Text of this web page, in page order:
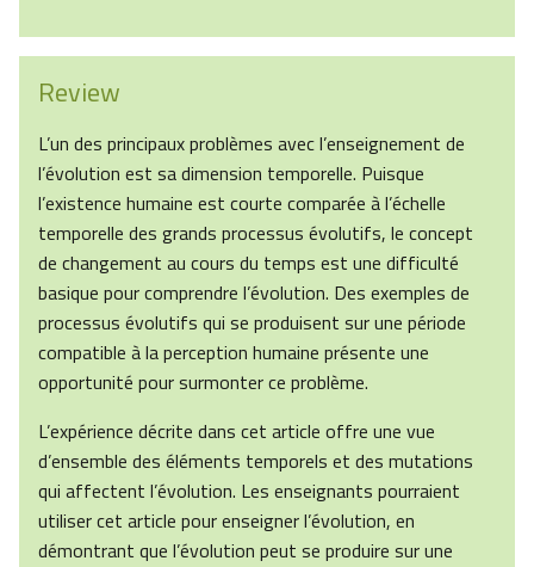
Review
L’un des principaux problèmes avec l’enseignement de
l’évolution est sa dimension temporelle. Puisque
l’existence humaine est courte comparée à l’échelle
temporelle des grands processus évolutifs, le concept
de changement au cours du temps est une difficulté
basique pour comprendre l’évolution. Des exemples de
processus évolutifs qui se produisent sur une période
compatible à la perception humaine présente une
opportunité pour surmonter ce problème.
L’expérience décrite dans cet article offre une vue
d’ensemble des éléments temporels et des mutations
qui affectent l’évolution. Les enseignants pourraient
utiliser cet article pour enseigner l’évolution, en
démontrant que l’évolution peut se produire sur une